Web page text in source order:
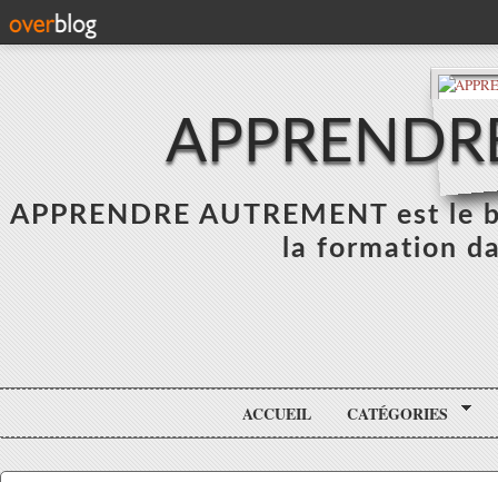
APPRENDRE AUTREMENT est
la formation
ACCUEIL CATÉGORIES